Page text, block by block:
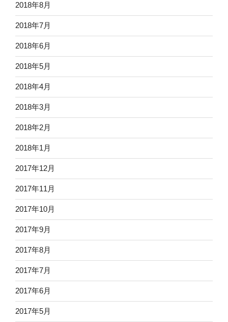
2018年8月
2018年7月
2018年6月
2018年5月
2018年4月
2018年3月
2018年2月
2018年1月
2017年12月
2017年11月
2017年10月
2017年9月
2017年8月
2017年7月
2017年6月
2017年5月